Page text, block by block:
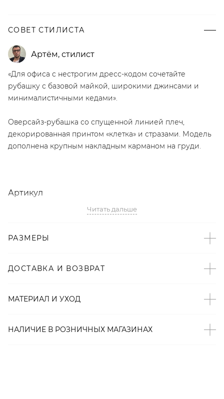
СОВЕТ СТИЛИСТА
Артём, стилист
«Для офиса с нестрогим дресс-кодом сочетайте
рубашку с базовой майкой, широкими джинсами и
минималистичными кедами».
Оверсайз-рубашка со спущенной линией плеч,
декорированная принтом «клетка» и стразами. Модель
дополнена крупным накладным карманом на груди.
Артикул
Детали
контролем бренда: Киргизия;
– Оверсайз-крой со спущенной линией плеч;
– Накладной карман на груди;
Читать дальше
РАЗМЕРЫ
ДОСТАВКА И ВОЗВРАТ
МАТЕРИАЛ И УХОД
НАЛИЧИЕ В РОЗНИЧНЫХ МАГАЗИНАХ